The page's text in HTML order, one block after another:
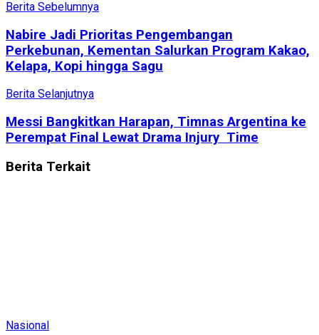
Berita Sebelumnya
Nabire Jadi Prioritas Pengembangan
Perkebunan, Kementan Salurkan Program Kakao,
Kelapa, Kopi hingga Sagu
Berita Selanjutnya
Messi Bangkitkan Harapan, Timnas Argentina ke
Perempat Final Lewat Drama Injury Time
Berita Terkait
Nasional